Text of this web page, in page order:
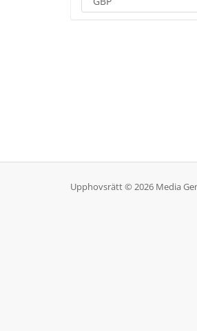
Upphovsrätt © 2026 Media